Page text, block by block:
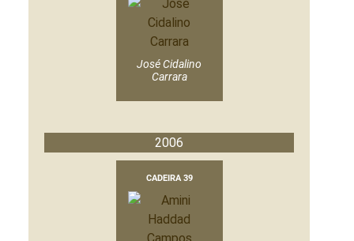
José Cidalino
Carrara
2006
CADEIRA 39